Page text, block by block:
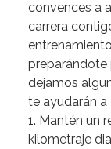
convences a
carrera
preparándote
dejamos
te ayudarán
1. Mantén un
kilometraje